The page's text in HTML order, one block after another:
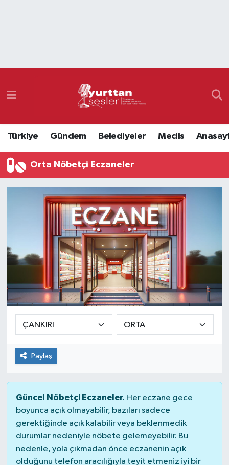
Türkiye Gündem Belediyeler Meclis
Orta Nöbetçi Eczaneler
Paylaş
Güncel Nöbetçi Eczaneler. Her eczane gece
boyunca açık olmayabilir, bazıları sadece
gerektiğinde açık kalabilir veya beklenmedik
durumlar nedeniyle nöbete gelemeyebilir. Bu
nedenle, yola çıkmadan önce eczanenin açık
olduğunu telefon aracılığıyla teyit etmeniz iyi bir
Namaz Vakitleri
Süper Lig Puan Durumu ve Fikstür
Tüm Manşetler
Son Dakika Haberleri
Haber Arşivi